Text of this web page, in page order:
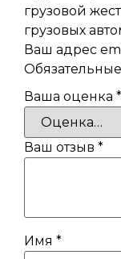
грузовой
грузовых
Ваш адрес
Ваша оценка *
Ваш отзыв *
Имя *